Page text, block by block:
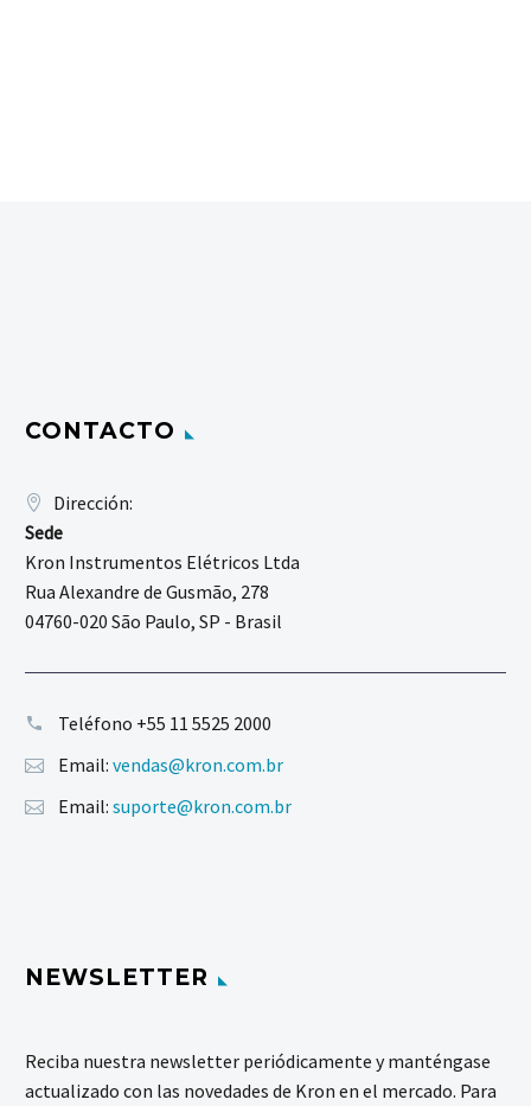
CONTACTO
Dirección:
Sede
Kron Instrumentos Elétricos Ltda
Rua Alexandre de Gusmão, 278
04760-020 São Paulo, SP - Brasil
Teléfono +55 11 5525 2000
Email: vendas@kron.com.br
Email: suporte@kron.com.br
NEWSLETTER
Reciba nuestra newsletter periódicamente y manténgase
actualizado con las novedades de Kron en el mercado. Para